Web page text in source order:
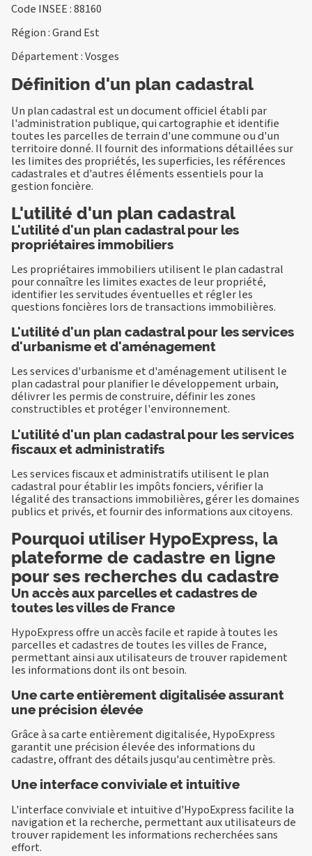
Code INSEE : 88160
Région : Grand Est
Département : Vosges
Définition d'un plan cadastral
Un plan cadastral est un document officiel établi par
l'administration publique, qui cartographie et identifie
toutes les parcelles de terrain d'une commune ou d'un
territoire donné. Il fournit des informations détaillées sur
les limites des propriétés, les superficies, les références
cadastrales et d'autres éléments essentiels pour la
gestion foncière.
L'utilité d'un plan cadastral
L'utilité d'un plan cadastral pour les
propriétaires immobiliers
Les propriétaires immobiliers utilisent le plan cadastral
pour connaître les limites exactes de leur propriété,
identifier les servitudes éventuelles et régler les
questions foncières lors de transactions immobilières.
L'utilité d'un plan cadastral pour les services
d'urbanisme et d'aménagement
Les services d'urbanisme et d'aménagement utilisent le
plan cadastral pour planifier le développement urbain,
délivrer les permis de construire, définir les zones
constructibles et protéger l'environnement.
L'utilité d'un plan cadastral pour les services
fiscaux et administratifs
Les services fiscaux et administratifs utilisent le plan
cadastral pour établir les impôts fonciers, vérifier la
légalité des transactions immobilières, gérer les domaines
publics et privés, et fournir des informations aux citoyens.
Pourquoi utiliser HypoExpress, la
plateforme de cadastre en ligne
pour ses recherches du cadastre
Un accès aux parcelles et cadastres de
toutes les villes de France
HypoExpress offre un accès facile et rapide à toutes les
parcelles et cadastres de toutes les villes de France,
permettant ainsi aux utilisateurs de trouver rapidement
les informations dont ils ont besoin.
Une carte entièrement digitalisée assurant
une précision élevée
Grâce à sa carte entièrement digitalisée, HypoExpress
garantit une précision élevée des informations du
cadastre, offrant des détails jusqu'au centimètre près.
Une interface conviviale et intuitive
L'interface conviviale et intuitive d'HypoExpress facilite la
navigation et la recherche, permettant aux utilisateurs de
trouver rapidement les informations recherchées sans
effort.